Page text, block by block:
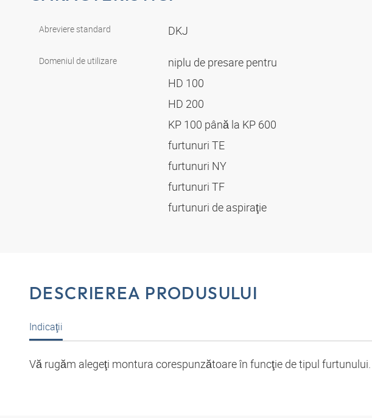
Abreviere standard DKJ
Domeniul de utilizare
niplu de presare pentru
HD 100
HD 200
KP 100 până la KP 600
furtunuri TE
furtunuri NY
furtunuri TF
furtunuri de aspiraţie
DESCRIEREA PRODUSULUI
Indicaţii
Vă rugăm alegeţi montura corespunzătoare în funcţie de tipul furtunului.